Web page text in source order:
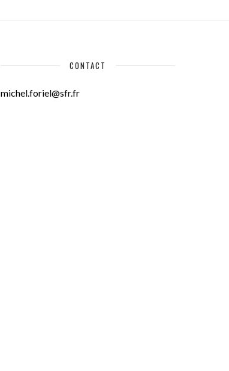
CONTACT
michel.foriel@sfr.fr